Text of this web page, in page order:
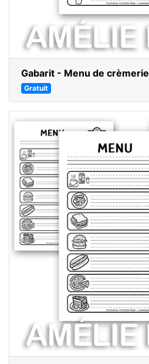
Gabarit - Menu de crèmerie
Gratuit